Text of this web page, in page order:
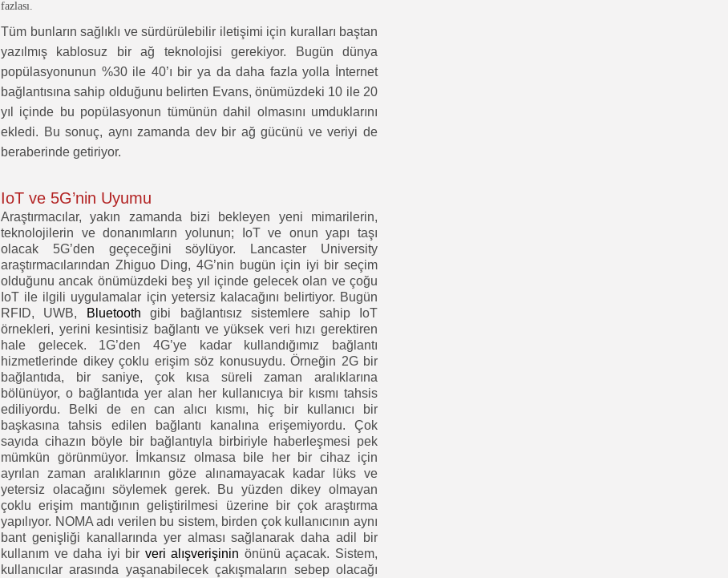
fazlası.
Tüm bunların sağlıklı ve sürdürülebilir iletişimi için kuralları baştan
yazılmış kablosuz bir ağ teknolojisi gerekiyor. Bugün dünya
popülasyonunun %30 ile 40’ı bir ya da daha fazla yolla İnternet
bağlantısına sahip olduğunu belirten Evans, önümüzdeki 10 ile 20
yıl içinde bu popülasyonun tümünün dahil olmasını umduklarını
ekledi. Bu sonuç, aynı zamanda dev bir ağ gücünü ve veriyi de
beraberinde getiriyor.
IoT ve 5G’nin Uyumu
Araştırmacılar, yakın zamanda bizi bekleyen yeni mimarilerin,
teknolojilerin ve donanımların yolunun; IoT ve onun yapı taşı
olacak 5G’den geçeceğini söylüyor. Lancaster University
araştırmacılarından Zhiguo Ding, 4G’nin bugün için iyi bir seçim
olduğunu ancak önümüzdeki beş yıl içinde gelecek olan ve çoğu
IoT ile ilgili uygulamalar için yetersiz kalacağını belirtiyor. Bugün
RFID, UWB,
Bluetooth gibi bağlantısız sistemlere sahip IoT
örnekleri, yerini kesintisiz bağlantı ve yüksek veri hızı gerektiren
hale gelecek. 1G’den 4G’ye kadar kullandığımız bağlantı
hizmetlerinde dikey çoklu erişim söz konusuydu. Örneğin 2G bir
bağlantıda, bir saniye, çok kısa süreli zaman aralıklarına
bölünüyor, o bağlantıda yer alan her kullanıcıya bir kısmı tahsis
ediliyordu. Belki de en can alıcı kısmı, hiç bir kullanıcı bir
başkasına tahsis edilen bağlantı kanalına erişemiyordu. Çok
sayıda cihazın böyle bir bağlantıyla birbiriyle haberleşmesi pek
mümkün görünmüyor. İmkansız olmasa bile her bir cihaz için
ayrılan zaman aralıklarının göze alınamayacak kadar lüks ve
yetersiz olacağını söylemek gerek. Bu yüzden dikey olmayan
çoklu erişim mantığının geliştirilmesi üzerine bir çok araştırma
yapılıyor. NOMA adı verilen bu sistem, birden çok kullanıcının aynı
bant genişliği kanallarında yer alması sağlanarak daha adil bir
kullanım ve daha iyi bir veri alışverişinin önünü açacak. Sistem,
kullanıcılar arasında yaşanabilecek çakışmaların sebep olacağı